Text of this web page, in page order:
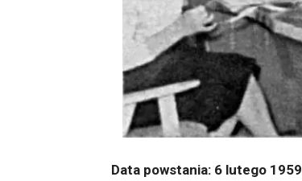
Data powstania: 6 lutego 1959